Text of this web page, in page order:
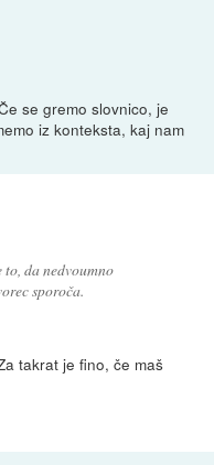
se gremo slovnico, je
iz konteksta, kaj nam
to, da nedvoumno
sporoča.
takrat je fino, če maš